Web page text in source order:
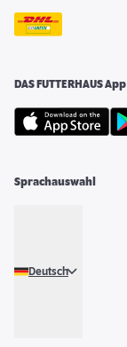
DAS FUTTERHAUS App
Sprachauswahl
Deutsch